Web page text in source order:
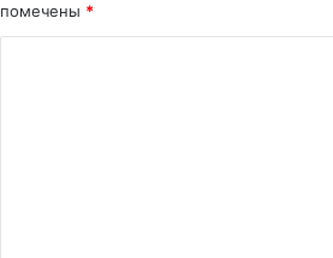
помечены *